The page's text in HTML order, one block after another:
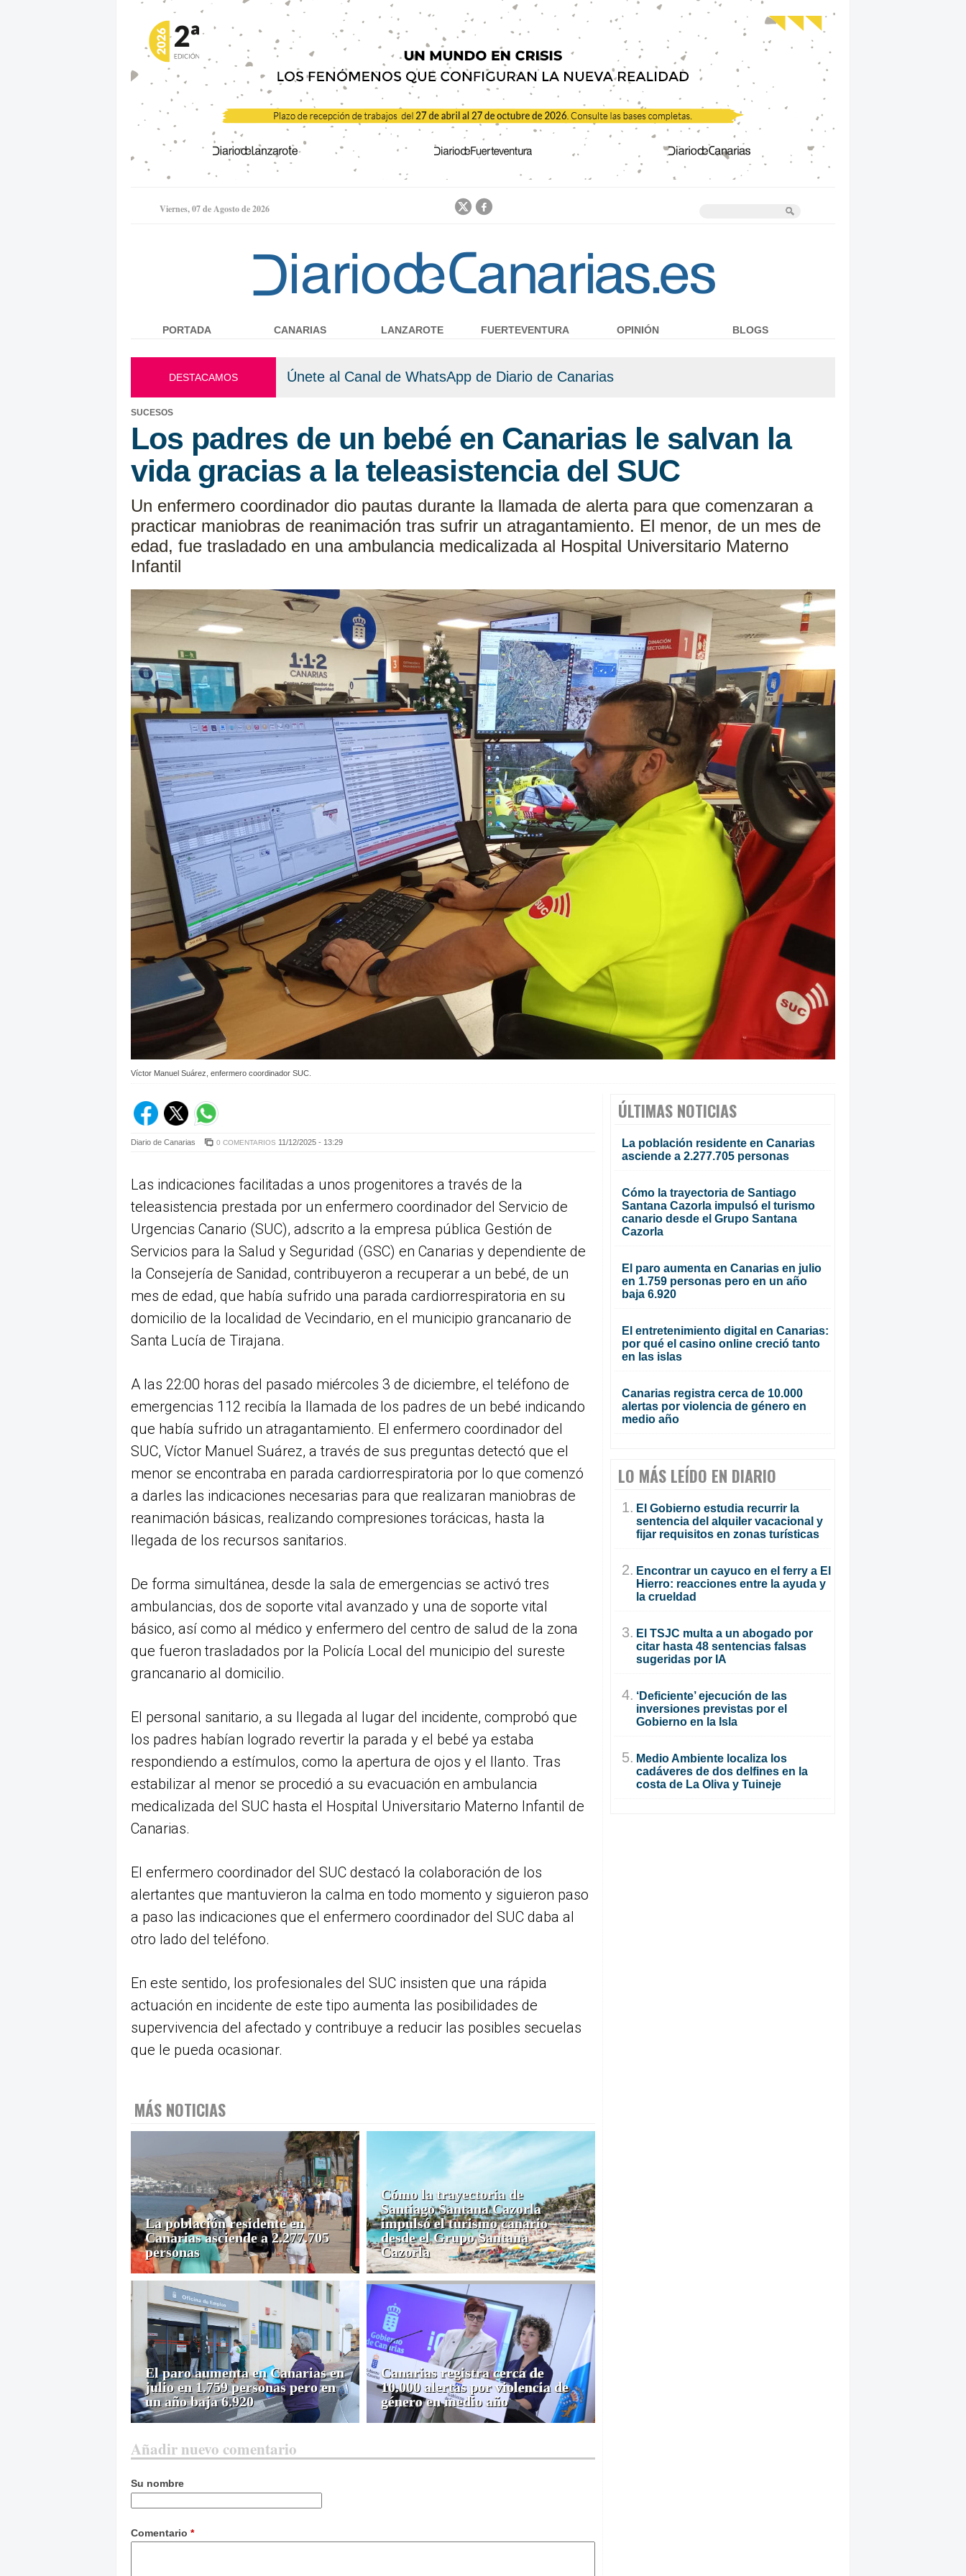
Jump to navigation
Viernes, 07 de Agosto de 2026
DESTACAMOS Únete al Canal de WhatsApp de Diario de Canarias
SUCESOS
Los padres de un bebé en Canarias le salvan la
vida gracias a la teleasistencia del SUC
Un enfermero coordinador dio pautas durante la llamada de alerta para que comenzaran a
practicar maniobras de reanimación tras sufrir un atragantamiento. El menor, de un mes de
edad, fue trasladado en una ambulancia medicalizada al Hospital Universitario Materno
Infantil
Víctor Manuel Suárez, enfermero coordinador SUC.
Diario de Canarias 0 COMENTARIOS 11/12/2025 - 13:29
Las indicaciones facilitadas a unos progenitores a través de la
teleasistencia prestada por un enfermero coordinador del Servicio de
Urgencias Canario (SUC), adscrito a la empresa pública Gestión de
Servicios para la Salud y Seguridad (GSC) en Canarias y dependiente de
la Consejería de Sanidad, contribuyeron a recuperar a un bebé, de un
mes de edad, que había sufrido una parada cardiorrespiratoria en su
domicilio de la localidad de Vecindario, en el municipio grancanario de
Santa Lucía de Tirajana.
A las 22:00 horas del pasado miércoles 3 de diciembre, el teléfono de
emergencias 112 recibía la llamada de los padres de un bebé indicando
que había sufrido un atragantamiento. El enfermero coordinador del
SUC, Víctor Manuel Suárez, a través de sus preguntas detectó que el
menor se encontraba en parada cardiorrespiratoria por lo que comenzó
a darles las indicaciones necesarias para que realizaran maniobras de
reanimación básicas, realizando compresiones torácicas, hasta la
llegada de los recursos sanitarios.
De forma simultánea, desde la sala de emergencias se activó tres
ambulancias, dos de soporte vital avanzado y una de soporte vital
básico, así como al médico y enfermero del centro de salud de la zona
que fueron trasladados por la Policía Local del municipio del sureste
grancanario al domicilio.
El personal sanitario, a su llegada al lugar del incidente, comprobó que
los padres habían logrado revertir la parada y el bebé ya estaba
respondiendo a estímulos, como la apertura de ojos y el llanto. Tras
estabilizar al menor se procedió a su evacuación en ambulancia
medicalizada del SUC hasta el Hospital Universitario Materno Infantil de
Canarias.
El enfermero coordinador del SUC destacó la colaboración de los
alertantes que mantuvieron la calma en todo momento y siguieron paso
a paso las indicaciones que el enfermero coordinador del SUC daba al
otro lado del teléfono.
En este sentido, los profesionales del SUC insisten que una rápida
actuación en incidente de este tipo aumenta las posibilidades de
supervivencia del afectado y contribuye a reducir las posibles secuelas
que le pueda ocasionar.
MÁS NOTICIAS
La población residente en
Canarias asciende a 2.277.705
personas
Cómo la trayectoria de
Santiago Santana Cazorla
impulsó el turismo canario
desde el Grupo Santana
Cazorla
El paro aumenta en Canarias en
julio en 1.759 personas pero en
un año baja 6.920
Canarias registra cerca de
10.000 alertas por violencia de
género en medio año
Añadir nuevo comentario
Su nombre
Comentario *
PORTADA CANARIAS LANZAROTE FUERTEVENTURA OPINIÓN BLOGS
ÚLTIMAS NOTICIAS
La población residente en Canarias
asciende a 2.277.705 personas
Cómo la trayectoria de Santiago
Santana Cazorla impulsó el turismo
canario desde el Grupo Santana
Cazorla
El paro aumenta en Canarias en julio
en 1.759 personas pero en un año
baja 6.920
El entretenimiento digital en Canarias:
por qué el casino online creció tanto
en las islas
Canarias registra cerca de 10.000
alertas por violencia de género en
medio año
LO MÁS LEÍDO EN DIARIO
1. El Gobierno estudia recurrir la
sentencia del alquiler vacacional y
fijar requisitos en zonas turísticas
2. Encontrar un cayuco en el ferry a El
Hierro: reacciones entre la ayuda y
la crueldad
3. El TSJC multa a un abogado por
citar hasta 48 sentencias falsas
sugeridas por IA
4. ‘Deficiente’ ejecución de las
inversiones previstas por el
Gobierno en la Isla
5. Medio Ambiente localiza los
cadáveres de dos delfines en la
costa de La Oliva y Tuineje